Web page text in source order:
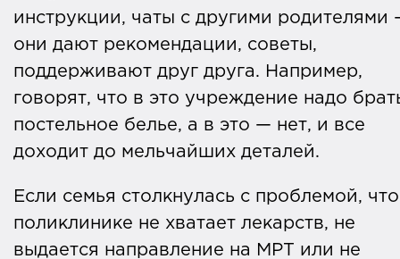
инструкции, чаты с другими родителями
они дают рекомендации, советы,
поддерживают друг друга. Например,
говорят, что в это учреждение надо
постельное белье, а в это — нет, и все
доходит до мельчайших деталей.
Если семья столкнулась с проблемой,
поликлинике не хватает лекарств, не
выдается направление на МРТ или не